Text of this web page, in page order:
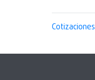
Cotizaciones